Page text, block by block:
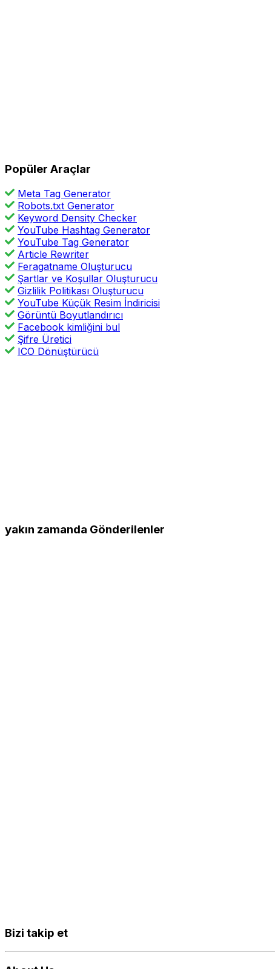
Popüler Araçlar
Meta Tag Generator
Robots.txt Generator
Keyword Density Checker
YouTube Hashtag Generator
YouTube Tag Generator
Article Rewriter
Feragatname Oluşturucu
Şartlar ve Koşullar Oluşturucu
Gizlilik Politikası Oluşturucu
YouTube Küçük Resim İndiricisi
Görüntü Boyutlandırıcı
Facebook kimliğini bul
Şifre Üretici
ICO Dönüştürücü
yakın zamanda Gönderilenler
Bizi takip et